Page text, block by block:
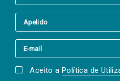
Aceito a Política de